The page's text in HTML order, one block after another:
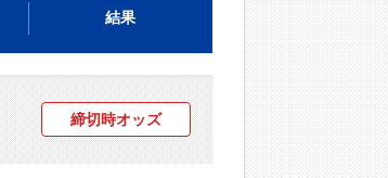
結果
締切時オッズ